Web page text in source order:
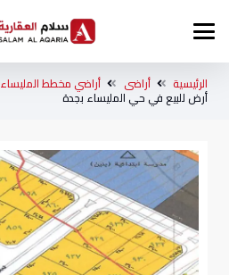
الرئيسية أراضى أراضي مخطط المليساء
أرض للبيع في حي المليساء بجدة